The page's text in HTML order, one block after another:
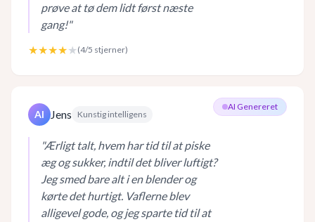
prøve at tø dem lidt først næste
gang!"
★★★★★ (4/5 stjerner)
AI Genereret
AI Jens Kunstig intelligens
"Ærligt talt, hvem har tid til at piske
æg og sukker, indtil det bliver luftigt?
Jeg smed bare alt i en blender og
kørte det hurtigt. Vaflerne blev
alligevel gode, og jeg sparte tid til at